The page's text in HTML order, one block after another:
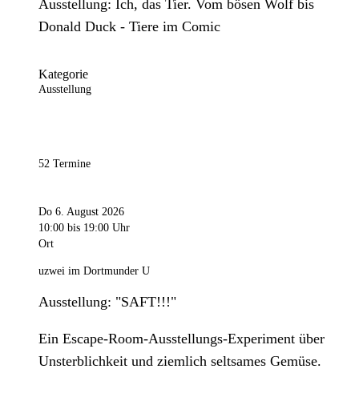
Ausstellung: Ich, das Tier. Vom bösen Wolf bis
Donald Duck - Tiere im Comic
Kategorie
Ausstellung
52 Termine
Do 6. August 2026
10:00 bis 19:00 Uhr
Ort
uzwei im Dortmunder U
Ausstellung: "SAFT!!!"
Ein Escape-Room-Ausstellungs-Experiment über
Unsterblichkeit und ziemlich seltsames Gemüse.